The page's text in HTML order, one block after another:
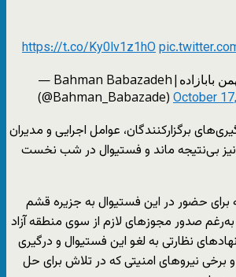
https://t.co/Ky0lv1z1hO
— Bahman Babazadeh|بهمن بابازاده
(@Bahman_Babazade) October
برگزارکنندگان، عوامل اجرایی و مدیران
نیز بی‌نتیجه ماند و فستیوال در شب نخست
برای حضور در این فستیوال به جزیره قشم
صدور مجوزهای لازم از سوی منطقه آزاد
نظارتی به لغو این فستیوال و درگیری
برخی نیروهای امنیتی که در تلاش برای حل